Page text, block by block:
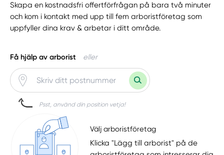
Skapa en kostnadsfri offertförfrågan på bara två minuter
och kom i kontakt med upp till fem arboristföretag som
uppfyller dina krav & arbetar i ditt område.
Få hjälp av arborist eller
Psst, använd din position vetja!
Välj arboristföretag
Klicka "Lägg till arborist" på de